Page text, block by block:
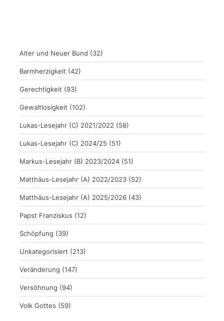
Alter und Neuer Bund (32)
Barmherzigkeit (42)
Gerechtigkeit (93)
Gewaltlosigkeit (102)
Lukas-Lesejahr (C) 2021/2022 (58)
Lukas-Lesejahr (C) 2024/25 (51)
Markus-Lesejahr (B) 2023/2024 (51)
Matthäus-Lesejahr (A) 2022/2023 (52)
Matthäus-Lesejahr (A) 2025/2026 (43)
Papst Franziskus (12)
Schöpfung (39)
Unkategorisiert (213)
Veränderung (147)
Versöhnung (94)
Volk Gottes (59)